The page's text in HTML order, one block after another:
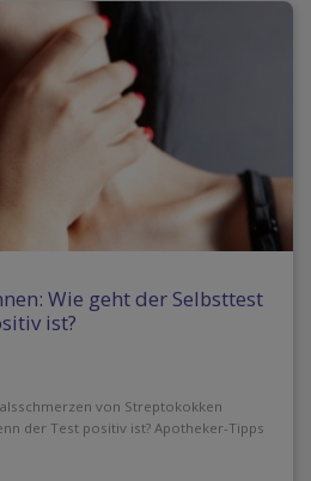
Wie geht der Selbsttest
ist?
von Streptokokken
der Test positiv ist? Apotheker-Tipps